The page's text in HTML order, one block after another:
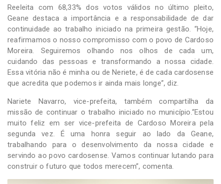
Reeleita com 68,33% dos votos válidos no último pleito,
Geane destaca a importância e a responsabilidade de dar
continuidade ao trabalho iniciado na primeira gestão. “Hoje,
reafirmamos o nosso compromisso com o povo de Cardoso
Moreira. Seguiremos olhando nos olhos de cada um,
cuidando das pessoas e transformando a nossa cidade.
Essa vitória não é minha ou de Neriete, é de cada cardosense
que acredita que podemos ir ainda mais longe”, diz.
Nariete Navarro, vice-prefeita, também compartilha da
missão de continuar o trabalho iniciado no município.“Estou
muito feliz em ser vice-prefeita de Cardoso Moreira pela
segunda vez. É uma honra seguir ao lado da Geane,
trabalhando para o desenvolvimento da nossa cidade e
servindo ao povo cardosense. Vamos continuar lutando para
construir o futuro que todos merecem”, comenta.